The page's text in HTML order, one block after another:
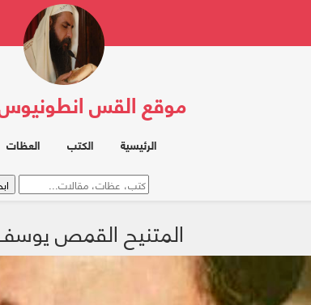
موقع القس
الرئيسية الكتب العظات
المتنيح القمص